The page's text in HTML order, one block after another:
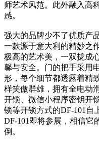
师艺术风范。此外融入高
感。
强大的品牌少不了优质产
一款源于意大利的精妙之
极高的艺术美，一双拢成
馨与安全。门的把手采用
形，每个细节都透露着精
样笑傲群雄，拥有全电动
开锁、微信小程序密钥开
锁等开锁方式的DF-101自
DF-101即将参展，相信它
倒。